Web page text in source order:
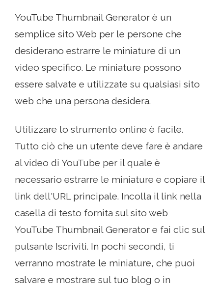
YouTube Thumbnail Generator è un
semplice sito Web per le persone che
desiderano estrarre le miniature di un
video specifico. Le miniature possono
essere salvate e utilizzate su qualsiasi sito
web che una persona desidera.
Utilizzare lo strumento online è facile.
Tutto ciò che un utente deve fare è andare
al video di YouTube per il quale è
necessario estrarre le miniature e copiare il
link dell'URL principale. Incolla il link nella
casella di testo fornita sul sito web
YouTube Thumbnail Generator e fai clic sul
pulsante Iscriviti. In pochi secondi, ti
verranno mostrate le miniature, che puoi
salvare e mostrare sul tuo blog o in